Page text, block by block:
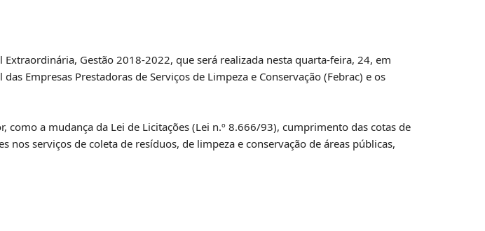
Extraordinária, Gestão 2018-2022, que será realizada nesta quarta-feira, 24, em
Empresas Prestadoras de Serviços de Limpeza e Conservação (Febrac) e os
a mudança da Lei de Licitações (Lei n.º 8.666/93), cumprimento das cotas de
serviços de coleta de resíduos, de limpeza e conservação de áreas públicas,